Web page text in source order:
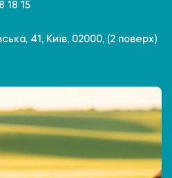
18 15
41, Київ, 02000, (2 поверх)